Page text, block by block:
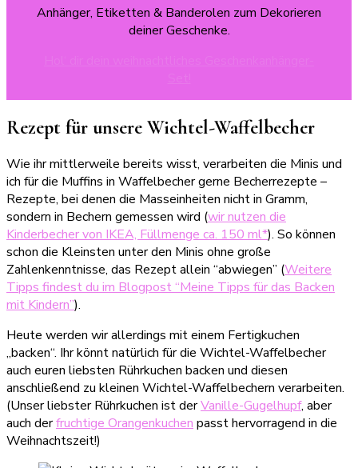
Anhänger, Etiketten & Banderolen zum Dekorieren
deiner Geschenke.
Rezept für unsere Wichtel-Waffelbecher
Wie ihr mittlerweile bereits wisst, verarbeiten die Minis und
ich für die Muffins in Waffelbecher gerne Becherrezepte –
Rezepte, bei denen die Masseinheiten nicht in Gramm,
sondern in Bechern gemessen wird (wir nutzen die
Kinderbecher von IKEA, Füllmenge ca. 150 ml*). So können
schon die Kleinsten unter den Minis ohne große
Zahlenkenntnisse, das Rezept allein “abwiegen” (Weitere
Tipps findest du im Blogpost “Meine Tipps für das Backen
mit Kindern”).
Heute werden wir allerdings mit einem Fertigkuchen
„backen“. Ihr könnt natürlich für die Wichtel-Waffelbecher
auch euren liebsten Rührkuchen backen und diesen
anschließend zu kleinen Wichtel-Waffelbechern verarbeiten.
(Unser liebster Rührkuchen ist derVanille-Gugelhupf, aber
auch derfruchtige Orangenkuchen passt hervorragend in die
Weihnachtszeit!)